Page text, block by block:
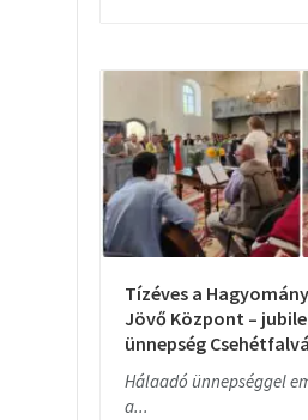
Tízéves a
Jövő Központ –
ünnepség
Hálaadó ünnepséggel
a...